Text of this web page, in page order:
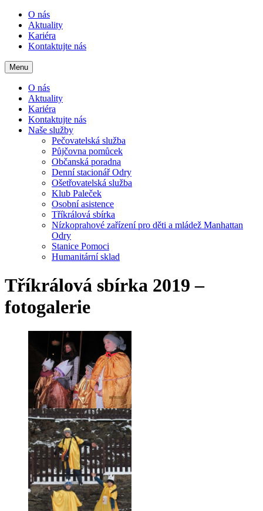
O nás
Aktuality
Kariéra
Kontaktujte nás
Menu
O nás
Aktuality
Kariéra
Kontaktujte nás
Naše služby
Pečovatelská služba
Půjčovna pomůcek
Občanská poradna
Denní stacionář Odry
Ošetřovatelská služba
Klub Paleček
Osobní asistence
Tříkrálová sbírka
Nízkoprahové zařízení pro děti a mládež Manhattan
Odry
Stanice Pomoci
Humanitární sklad
Tříkrálová sbírka 2019 –
fotogalerie